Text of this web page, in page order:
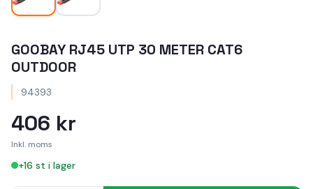
GOOBAY RJ45 UTP 30 METER CAT6
OUTDOOR
94393
406 kr
Inkl. moms
+16 st i lager